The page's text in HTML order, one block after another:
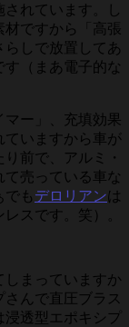
れています。し
ですから「高張
らしで放置してあ
す（まあ電子的な
マー」、充填効果
ていますから車が
前で、アルミ・
売っている車な
でも デロリアンは
スです。笑）。
しまっていますか
んで直圧ブラス
浸透型エポキシプ